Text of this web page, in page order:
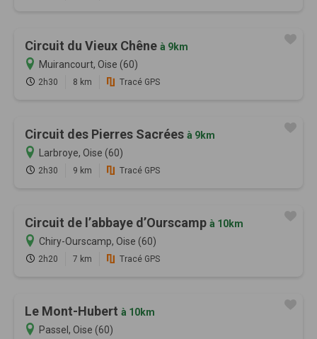
Circuit du Vieux Chêne à 9km
Muirancourt, Oise (60)
2h30 8 km Tracé GPS
Circuit des Pierres Sacrées à 9km
Larbroye, Oise (60)
2h30 9 km Tracé GPS
Circuit de l’abbaye d’Ourscamp à 10km
Chiry-Ourscamp, Oise (60)
2h20 7 km Tracé GPS
Le Mont-Hubert à 10km
Passel, Oise (60)